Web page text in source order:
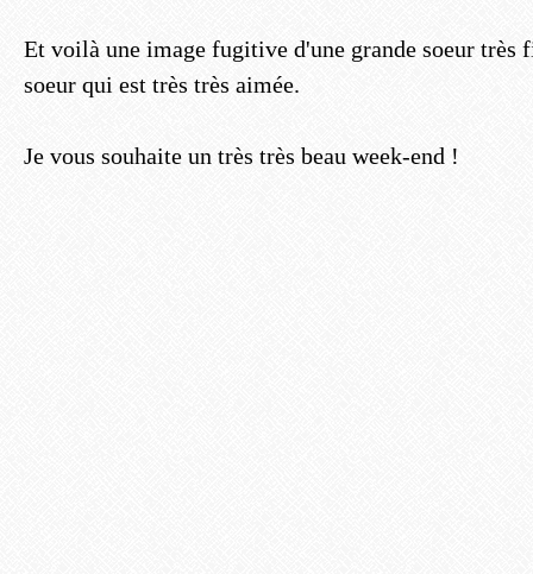
Et voilà une image fugitive d'une grande soeur très
soeur qui est très très aimée.
Je vous souhaite un très très beau week-end !